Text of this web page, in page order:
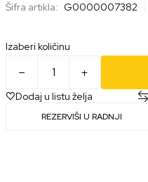
Šifra artikla: G0000007382
Izaberi količinu
Dodaj u listu želja
REZERVIŠI U RADNJI